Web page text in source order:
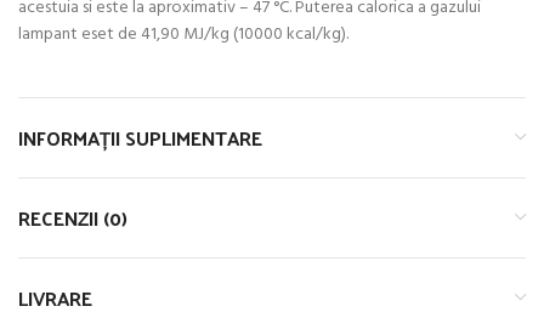
acestuia si este la aproximativ – 47 °C. Puterea calorica a gazului
lampant eset de 41,90 MJ/kg (10000 kcal/kg).
INFORMAȚII SUPLIMENTARE
RECENZII (0)
LIVRARE